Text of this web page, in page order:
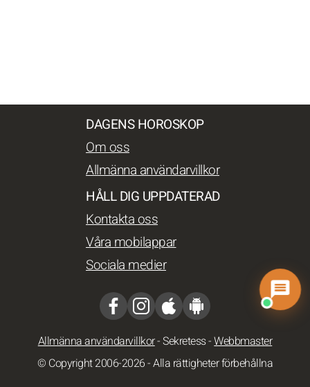
DAGENS HOROSKOP
Om oss
Allmänna användarvillkor
HÅLL DIG UPPDATERAD
Kontakta oss
Våra mobilappar
Sociala medier
Allmänna användarvillkor-Sekretess-Webbmaster
© Copyright 2006-2026 - Alla rättigheter förbehållna